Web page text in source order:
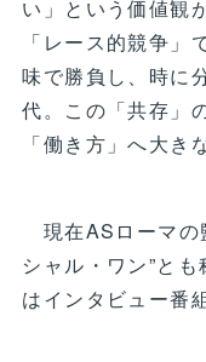
い」という価値観
「レース的競争」
味で勝負し、時に
代。この「共存」
「働き方」へ大き
現在ASローマの
シャル・ワン”と
はインタビュー番